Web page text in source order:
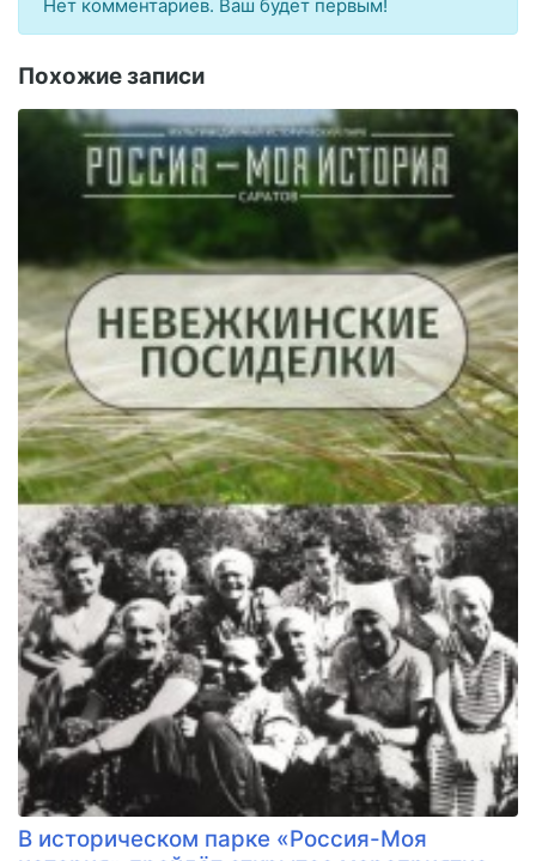
Нет комментариев. Ваш будет первым!
Похожие записи
В историческом парке «Россия-Моя